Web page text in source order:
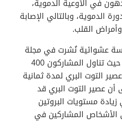
في الأوعية الدموية،
الدموية، وبالتالي الإصابة
القلب.
أجريت دراسة عشوائية نُشرت في مجلة
الكلية الأمريكية للتغذية، حيث تناول المشاركون 400
من عصير التوت البري لمدة ثمانية
أن عصير التوت البري قد
مستويات البروتين
الأشخاص المشاركين في